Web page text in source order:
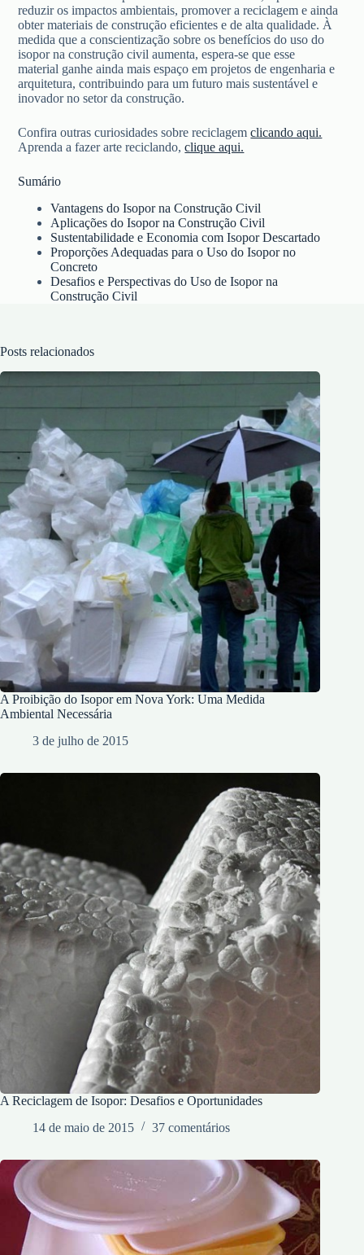
reduzir os impactos ambientais, promover a reciclagem e ainda
obter materiais de construção eficientes e de alta qualidade. À
medida que a conscientização sobre os benefícios do uso do
isopor na construção civil aumenta, espera-se que esse
material ganhe ainda mais espaço em projetos de engenharia e
arquitetura, contribuindo para um futuro mais sustentável e
inovador no setor da construção.
Confira outras curiosidades sobre reciclagemclicando aqui.
Aprenda a fazer arte reciclando,clique aqui.
Sumário
Vantagens do Isopor na Construção Civil
Aplicações do Isopor na Construção Civil
Sustentabilidade e Economia com Isopor Descartado
Proporções Adequadas para o Uso do Isopor no
Concreto
Desafios e Perspectivas do Uso de Isopor na
Construção Civil
Posts relacionados
A Proibição do Isopor em Nova York: Uma Medida
Ambiental Necessária
3 de julho de 2015
A Reciclagem de Isopor: Desafios e Oportunidades
14 de maio de 2015
37 comentários